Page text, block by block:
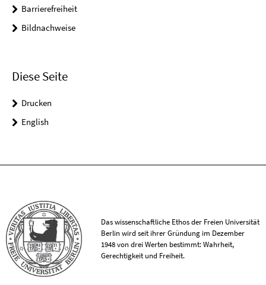
Barrierefreiheit
Bildnachweise
Diese Seite
Drucken
English
Das wissenschaftliche Ethos der Freien Universität
Berlin wird seit ihrer Gründung im Dezember
1948 von drei Werten bestimmt: Wahrheit,
Gerechtigkeit und Freiheit.